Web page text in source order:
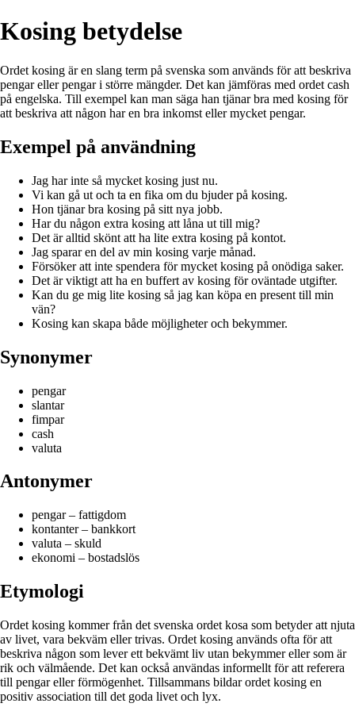
Kosing betydelse
Ordet kosing är en slang term på svenska som används för att beskriva
pengar eller pengar i större mängder. Det kan jämföras med ordet cash
på engelska. Till exempel kan man säga han tjänar bra med kosing för
att beskriva att någon har en bra inkomst eller mycket pengar.
Exempel på användning
Jag har inte så mycket kosing just nu.
Vi kan gå ut och ta en fika om du bjuder på kosing.
Hon tjänar bra kosing på sitt nya jobb.
Har du någon extra kosing att låna ut till mig?
Det är alltid skönt att ha lite extra kosing på kontot.
Jag sparar en del av min kosing varje månad.
Försöker att inte spendera för mycket kosing på onödiga saker.
Det är viktigt att ha en buffert av kosing för oväntade utgifter.
Kan du ge mig lite kosing så jag kan köpa en present till min
vän?
Kosing kan skapa både möjligheter och bekymmer.
Synonymer
pengar
slantar
fimpar
cash
valuta
Antonymer
pengar – fattigdom
kontanter – bankkort
valuta – skuld
ekonomi – bostadslös
Etymologi
Ordet kosing kommer från det svenska ordet kosa som betyder att njuta
av livet, vara bekväm eller trivas. Ordet kosing används ofta för att
beskriva någon som lever ett bekvämt liv utan bekymmer eller som är
rik och välmående. Det kan också användas informellt för att referera
till pengar eller förmögenhet. Tillsammans bildar ordet kosing en
positiv association till det goda livet och lyx.